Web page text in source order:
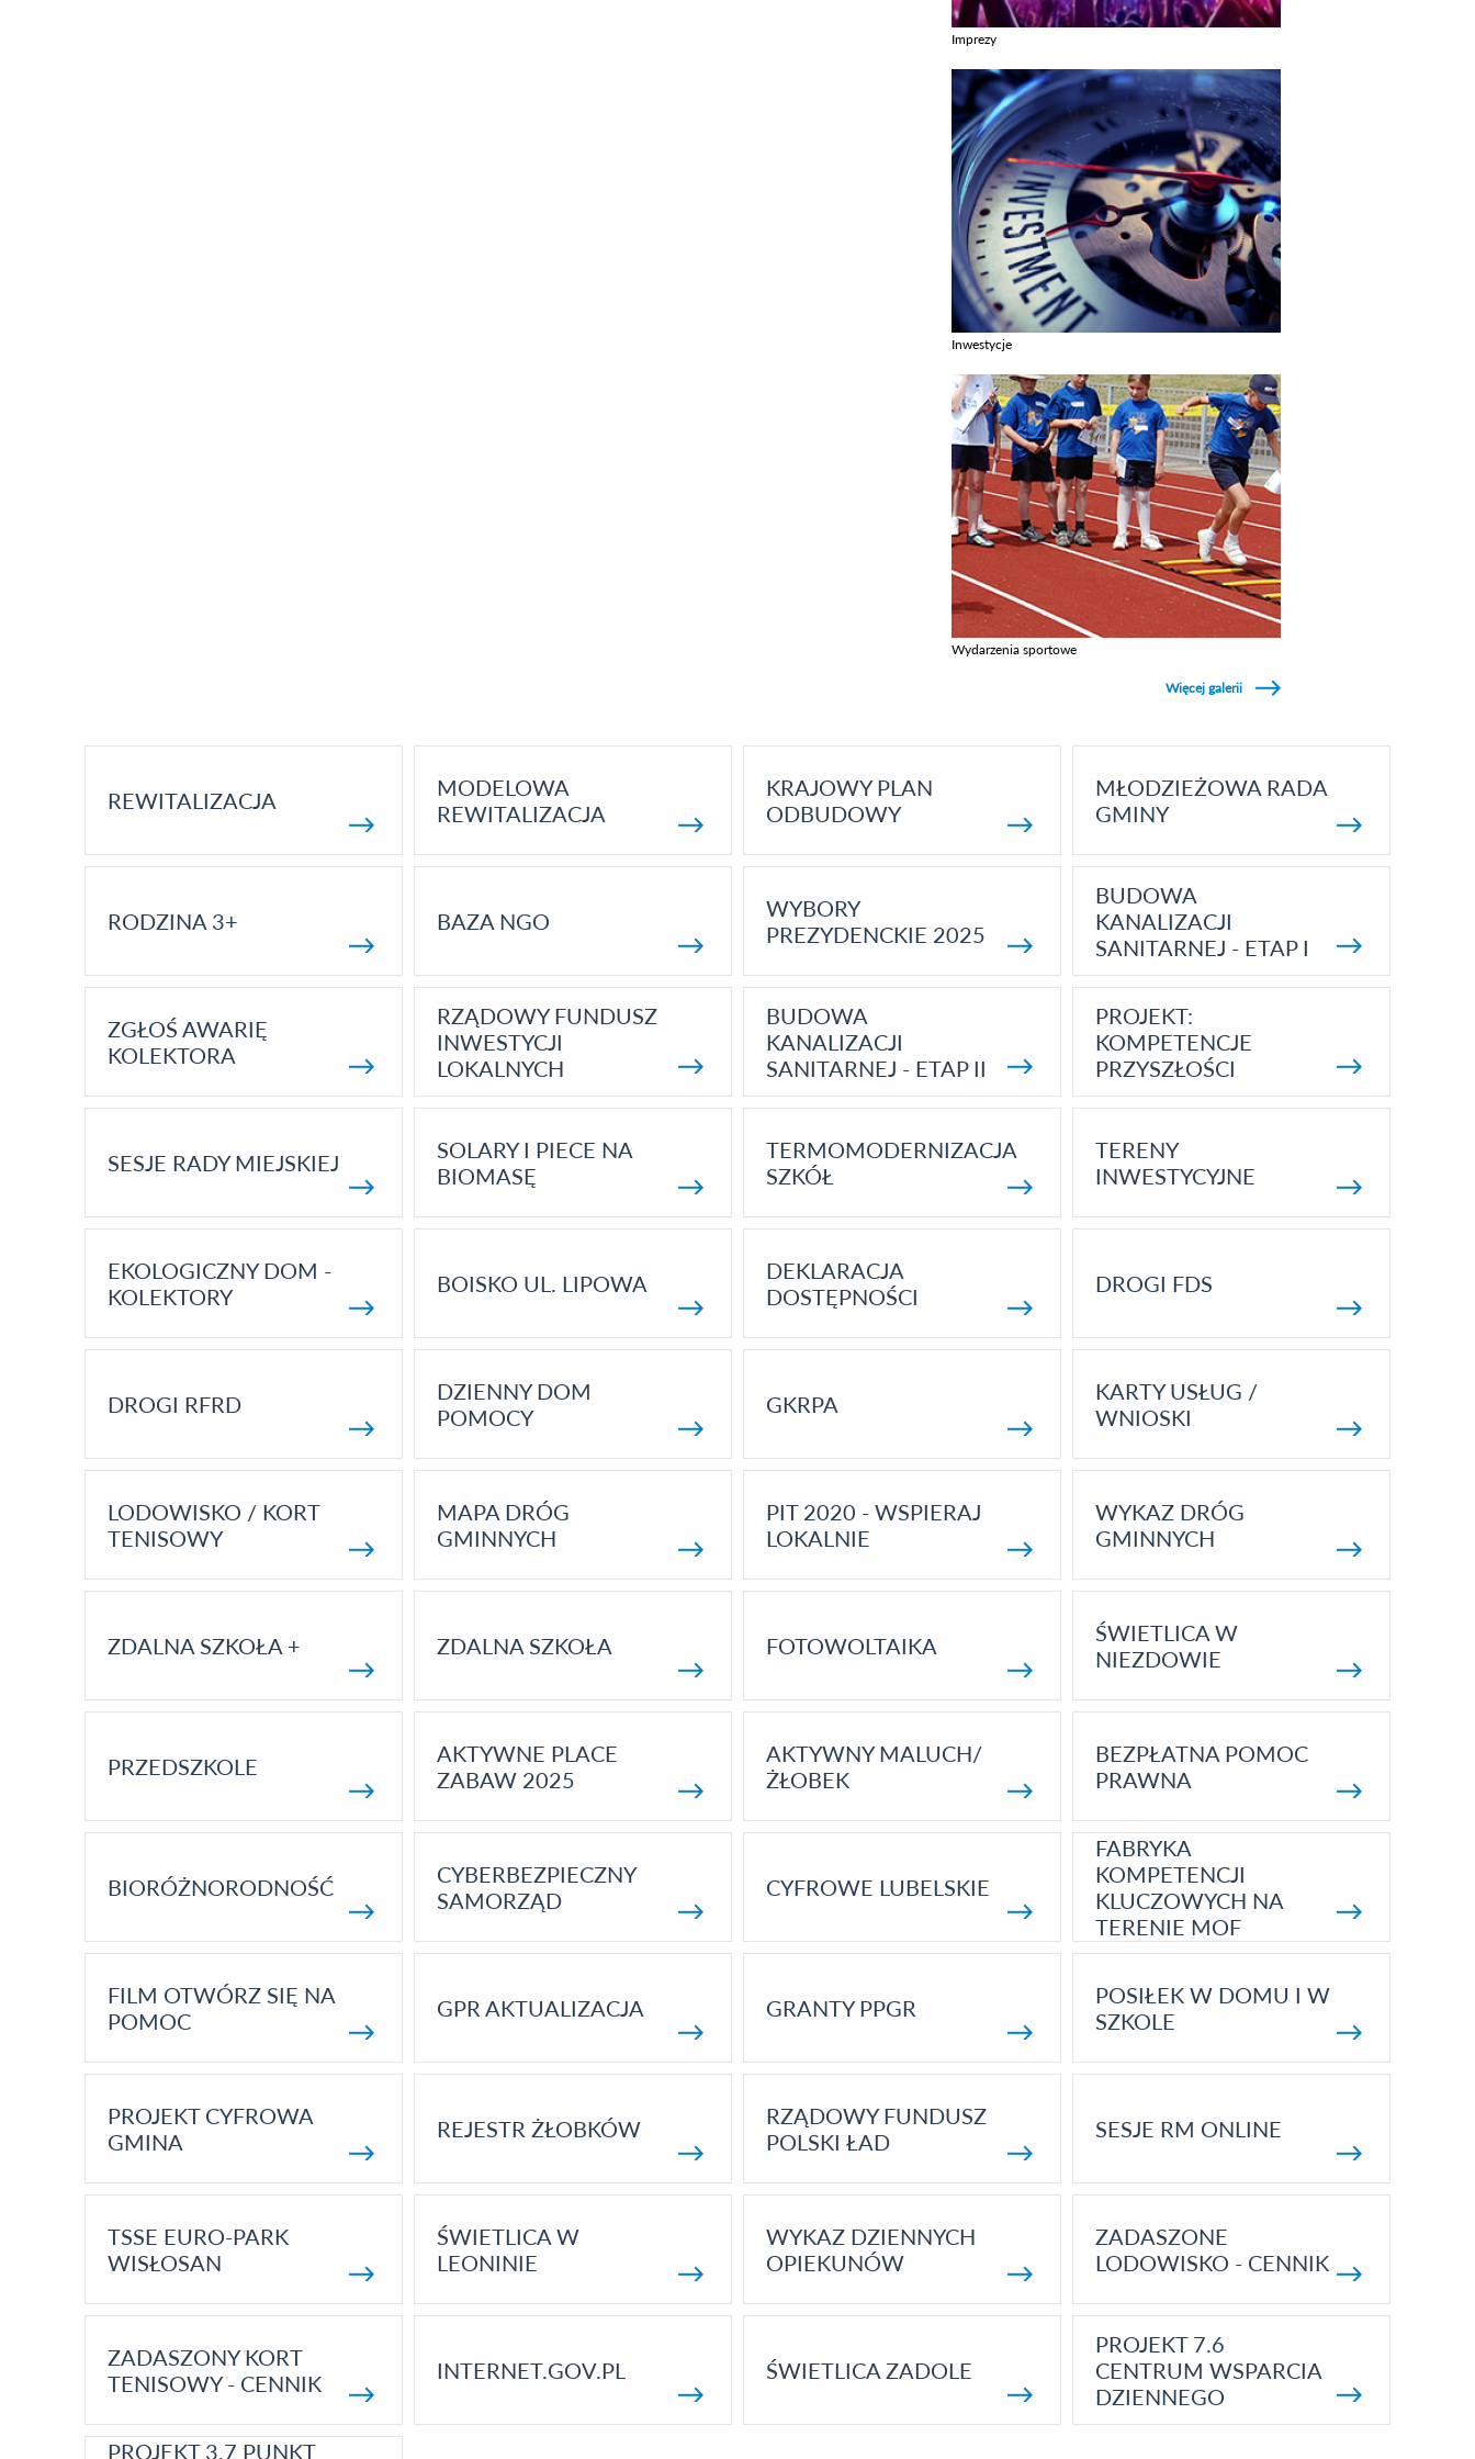
Imprezy
Inwestycje
Wydarzenia sportowe
Więcej galerii
REWITALIZACJA
MODELOWA
REWITALIZACJA
KRAJOWY PLAN
ODBUDOWY
MŁODZIEŻOWA RADA
GMINY
RODZINA 3+ BAZA NGO
WYBORY
PREZYDENCKIE 2025
BUDOWA
KANALIZACJI
SANITARNEJ - ETAP I
ZGŁOŚ AWARIĘ
KOLEKTORA
RZĄDOWY FUNDUSZ
INWESTYCJI
LOKALNYCH
BUDOWA
KANALIZACJI
SANITARNEJ - ETAP II
PROJEKT:
KOMPETENCJE
PRZYSZŁOŚCI
SESJE RADY MIEJSKIEJ
SOLARY I PIECE NA
BIOMASĘ
TERMOMODERNIZACJA
SZKÓŁ
TERENY
INWESTYCYJNE
EKOLOGICZNY DOM -
KOLEKTORY
BOISKO UL. LIPOWA
DEKLARACJA
DOSTĘPNOŚCI
DROGI FDS
DROGI RFRD
DZIENNY DOM
POMOCY
GKRPA
KARTY USŁUG /
WNIOSKI
LODOWISKO / KORT
TENISOWY
MAPA DRÓG
GMINNYCH
PIT 2020 - WSPIERAJ
LOKALNIE
WYKAZ DRÓG
GMINNYCH
ZDALNA SZKOŁA + ZDALNA SZKOŁA FOTOWOLTAIKA
ŚWIETLICA W
NIEZDOWIE
PRZEDSZKOLE
AKTYWNE PLACE
ZABAW 2025
AKTYWNY MALUCH/
ŻŁOBEK
BEZPŁATNA POMOC
PRAWNA
BIORÓŻNORODNOŚĆ
CYBERBEZPIECZNY
SAMORZĄD
CYFROWE LUBELSKIE
FABRYKA
KOMPETENCJI
KLUCZOWYCH NA
TERENIE MOF
FILM OTWÓRZ SIĘ NA
POMOC
GPR AKTUALIZACJA GRANTY PPGR
POSIŁEK W DOMU I W
SZKOLE
PROJEKT CYFROWA
GMINA
REJESTR ŻŁOBKÓW
RZĄDOWY FUNDUSZ
POLSKI ŁAD
SESJE RM ONLINE
TSSE EURO-PARK
WISŁOSAN
ŚWIETLICA W
LEONINIE
WYKAZ DZIENNYCH
OPIEKUNÓW
ZADASZONE
LODOWISKO - CENNIK
ZADASZONY KORT
TENISOWY - CENNIK
INTERNET.GOV.PL ŚWIETLICA ZADOLE
PROJEKT 7.6
CENTRUM WSPARCIA
DZIENNEGO
PROJEKT 3.7 PUNKT